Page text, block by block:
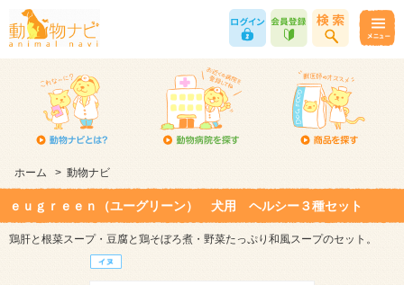
ホーム > 動物ナビ
ｅｕｇｒｅｅｎ（ユーグリーン） 犬用 ヘルシー３種セット
鶏肝と根菜スープ・豆腐と鶏そぼろ煮・野菜たっぷり和風スープのセット。